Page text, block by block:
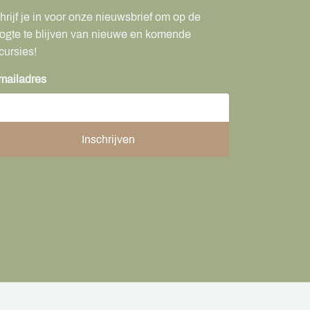
je in voor onze nieuwsbrief om op de
te blijven van nieuwe en komende